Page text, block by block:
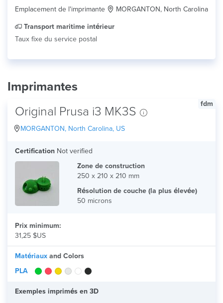
Emplacement de l'imprimante MORGANTON, North Carolina
Transport maritime intérieur
Taux fixe du service postal
Imprimantes
fdm
Original Prusa i3 MK3S
MORGANTON, North Carolina, US
Certification Not verified
Zone de construction
250 x 210 x 210 mm
Résolution de couche (la plus élevée)
50 microns
Prix minimum:
31,25 $US
Matériaux and Colors
PLA
Exemples imprimés en 3D